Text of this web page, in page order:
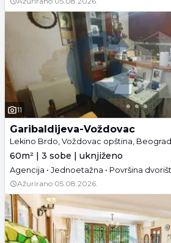
11
Garibaldijeva-Voždovac
Lekino Brdo, Voždovac opština, Beograd
60m² | 3 sobe | uknjiženo
Ažurirano 05.08.2026.